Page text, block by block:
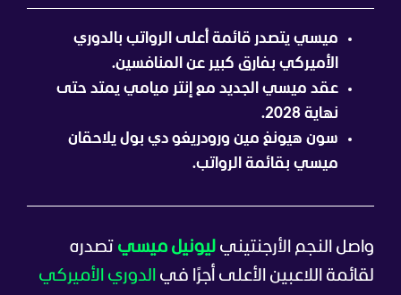
ميسي يتصدر قائمة أعلى الرواتب بالدوري
الأميركي بفارق كبير عن المنافسين.
عقد ميسي الجديد مع إنتر ميامي يمتد حتى
نهاية 2028.
سون هيونغ مين ورودريغو دي بول يلاحقان
ميسي بقائمة الرواتب.
واصل النجم الأرجنتيني ليونيل ميسي تصدره
لقائمة اللاعبين الأعلى أجرًا في الدوري الأميركي